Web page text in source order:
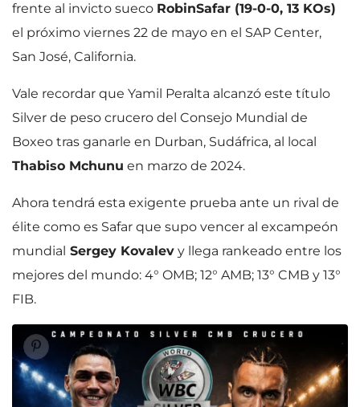
frente al invicto sueco RobinSafar (19-0-0, 13 KOs)
el próximo viernes 22 de mayo en el SAP Center,
San José, California.
Vale recordar que Yamil Peralta alcanzó este título
Silver de peso crucero del Consejo Mundial de
Boxeo tras ganarle en Durban, Sudáfrica, al local
Thabiso Mchunu en marzo de 2024.
Ahora tendrá esta exigente prueba ante un rival de
élite como es Safar que supo vencer al excampeón
mundial Sergey Kovalev y llega rankeado entre los
mejores del mundo: 4° OMB; 12° AMB; 13° CMB y 13°
FIB.